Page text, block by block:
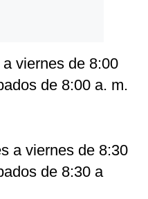
a viernes de 8:00
de 8:00 a. m.
a viernes de 8:30
de 8:30 a